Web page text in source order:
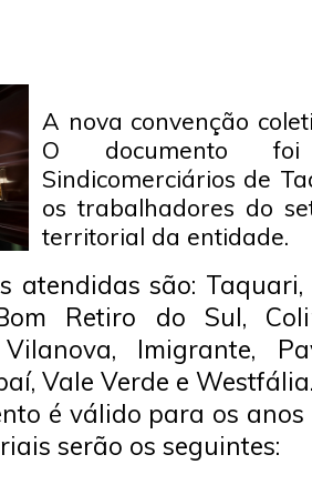
A nova convenção
O documento
Sindicomerciários de
os trabalhadores do
territorial da entidade.
atendidas são:
Retiro do Sul,
Imigrante,
Vale Verde e
é válido para os anos
serão os seguintes: